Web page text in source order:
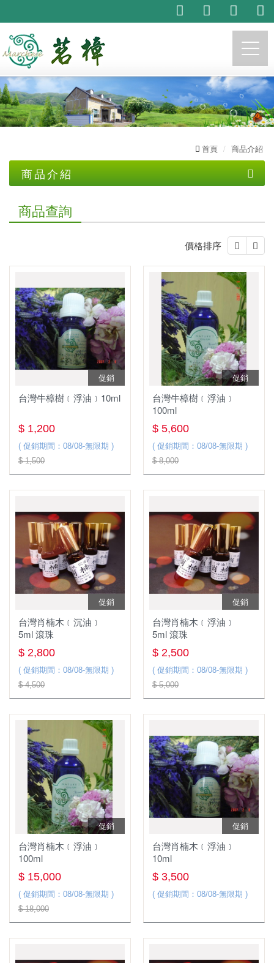
https://marchese.com.tw
首頁 商品介紹
商品介紹
自產..精油及限量品
基礎油
容器&應用
茗樟專業
園區導覽教學
託售純露
託售精油
商品查詢
價格排序
促銷
台灣牛樟樹﹝浮油﹞10ml
$ 1,200
( 促銷期間：08/08-無限期 )
$ 1,500
促銷
台灣牛樟樹﹝浮油﹞
100ml
$ 5,600
( 促銷期間：08/08-無限期 )
$ 8,000
促銷
台灣肖楠木﹝沉油﹞
5ml 滾珠
$ 2,800
( 促銷期間：08/08-無限期 )
$ 4,500
促銷
台灣肖楠木﹝浮油﹞
5ml 滾珠
$ 2,500
( 促銷期間：08/08-無限期 )
$ 5,000
促銷
台灣肖楠木﹝浮油﹞
100ml
$ 15,000
( 促銷期間：08/08-無限期 )
$ 18,000
促銷
台灣肖楠木﹝浮油﹞
10ml
$ 3,500
( 促銷期間：08/08-無限期 )